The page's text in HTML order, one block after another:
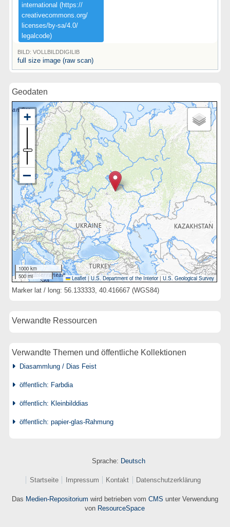
international ​(​https:​/​/​
creativecommons.​org/​
licenses/​by-​sa/​4.​0/​
legalcode)​
BILD: VOLLBILDDIGILIB
full size image (raw scan)
Geodaten
1000 km
500 mi
Leaflet | U.S. Department of the Interior|U.S. Geological Survey
Marker lat / long: 56.133333, 40.416667 (WGS84)
Verwandte Ressourcen
Verwandte Themen und öffentliche Kollektionen
Diasammlung / Dias Feist
öffentlich: Farbdia
öffentlich: Kleinbilddias
öffentlich: papier-glas-Rahmung
Sprache: Deutsch
Startseite Impressum Kontakt Datenschutzerklärung
Das Medien-Repositorium wird betrieben vom CMS unter Verwendung
von ResourceSpace